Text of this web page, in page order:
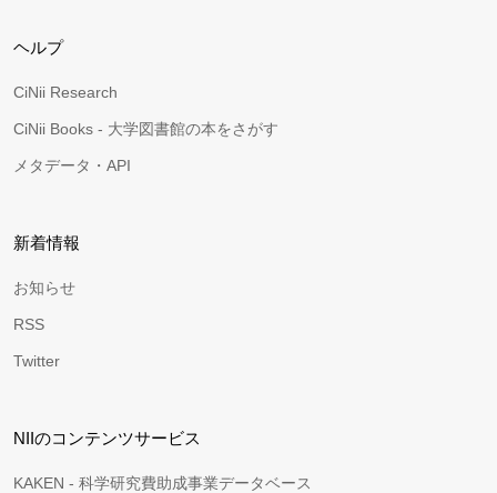
ヘルプ
CiNii Research
CiNii Books - 大学図書館の本をさがす
メタデータ・API
新着情報
お知らせ
RSS
Twitter
NIIのコンテンツサービス
KAKEN - 科学研究費助成事業データベース